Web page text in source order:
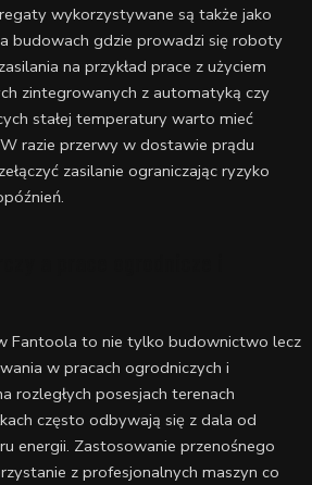
wykorzystywane są także jako
budowach gdzie prowadzi się roboty
na przykład prace z użyciem
zintegrowanych z automatyką czy
stałej temperatury warto mieć
razie przerwy w dostawie prądu
zasilanie ograniczając ryzyko
Fantoola to nie tylko budownictwo lecz
w pracach ogrodniczych i
rozległych posesjach terenach
często odbywają się z dala od
energii. Zastosowanie przenośnego
z profesjonalnych maszyn co